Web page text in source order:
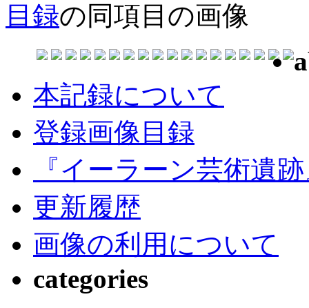
目録の同項目の画像
本記録について
登録画像目録
『イーラーン芸術遺
更新履歴
画像の利用について
categories